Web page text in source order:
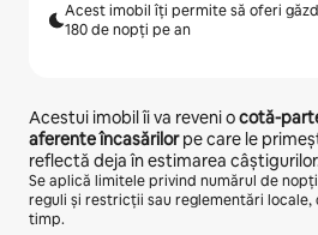
Acest imobil îți permite să oferi
180 de nopți pe an
Acestui imobil îi va reveni ocotă-
aferente încasărilorpe care le
reflectă deja în estimarea
Se aplică limitele privind numărul de
reguli și restricții sau reglementări
timp.